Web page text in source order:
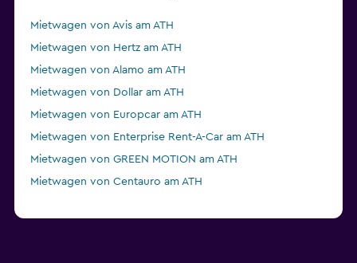
Mietwagen von Avis am ATH
Mietwagen von Hertz am ATH
Mietwagen von Alamo am ATH
Mietwagen von Dollar am ATH
Mietwagen von Europcar am ATH
Mietwagen von Enterprise Rent-A-Car am ATH
Mietwagen von GREEN MOTION am ATH
Mietwagen von Centauro am ATH